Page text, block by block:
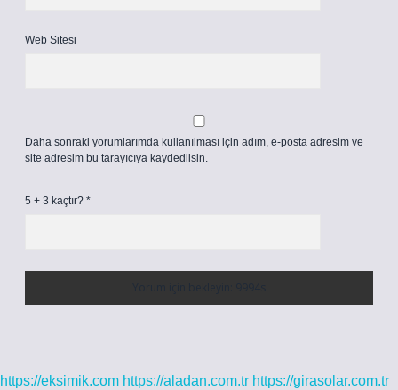
Web Sitesi
Daha sonraki yorumlarımda kullanılması için adım, e-posta adresim ve
site adresim bu tarayıcıya kaydedilsin.
5 + 3 kaçtır? *
https://eksimik.com https://aladan.com.tr https://girasolar.com.tr